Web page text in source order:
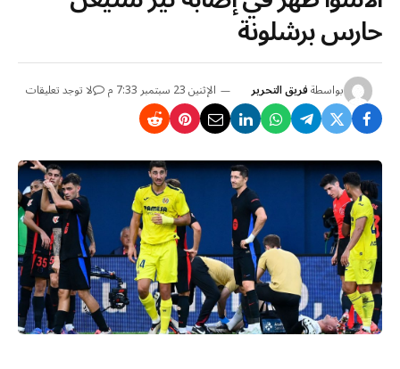
حارس برشلونة
بواسطةفريق التحرير الإثنين 23 سبتمبر 7:33 م لا توجد تعليقات